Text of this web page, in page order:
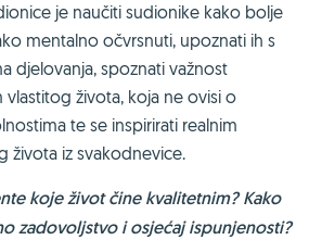
je naučiti sudionike kako bolje
mentalno očvrsnuti, upoznati ih s
djelovanja, spoznati važnost
vlastitog života, koja ne ovisi o
te se inspirirati realnim
života iz svakodnevice.
koje život čine kvalitetnim? Kako
zadovoljstvo i osjećaj ispunjenosti?